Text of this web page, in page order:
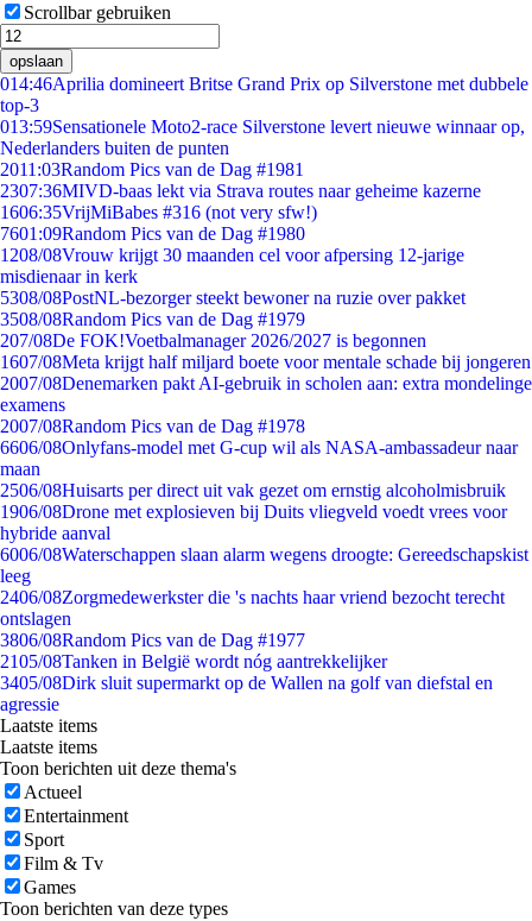
Scrollbar gebruiken
opslaan
014:46Aprilia domineert Britse Grand Prix op Silverstone met dubbele
top-3
013:59Sensationele Moto2-race Silverstone levert nieuwe winnaar op,
Nederlanders buiten de punten
2011:03Random Pics van de Dag #1981
2307:36MIVD-baas lekt via Strava routes naar geheime kazerne
1606:35VrijMiBabes #316 (not very sfw!)
7601:09Random Pics van de Dag #1980
1208/08Vrouw krijgt 30 maanden cel voor afpersing 12-jarige
misdienaar in kerk
5308/08PostNL-bezorger steekt bewoner na ruzie over pakket
3508/08Random Pics van de Dag #1979
207/08De FOK!Voetbalmanager 2026/2027 is begonnen
1607/08Meta krijgt half miljard boete voor mentale schade bij jongeren
2007/08Denemarken pakt AI-gebruik in scholen aan: extra mondelinge
examens
2007/08Random Pics van de Dag #1978
6606/08Onlyfans-model met G-cup wil als NASA-ambassadeur naar
maan
2506/08Huisarts per direct uit vak gezet om ernstig alcoholmisbruik
1906/08Drone met explosieven bij Duits vliegveld voedt vrees voor
hybride aanval
6006/08Waterschappen slaan alarm wegens droogte: Gereedschapskist
leeg
2406/08Zorgmedewerkster die 's nachts haar vriend bezocht terecht
ontslagen
3806/08Random Pics van de Dag #1977
2105/08Tanken in België wordt nóg aantrekkelijker
3405/08Dirk sluit supermarkt op de Wallen na golf van diefstal en
agressie
Laatste items
Laatste items
Toon berichten uit deze thema's
Actueel
Entertainment
Sport
Film & Tv
Games
Toon berichten van deze types